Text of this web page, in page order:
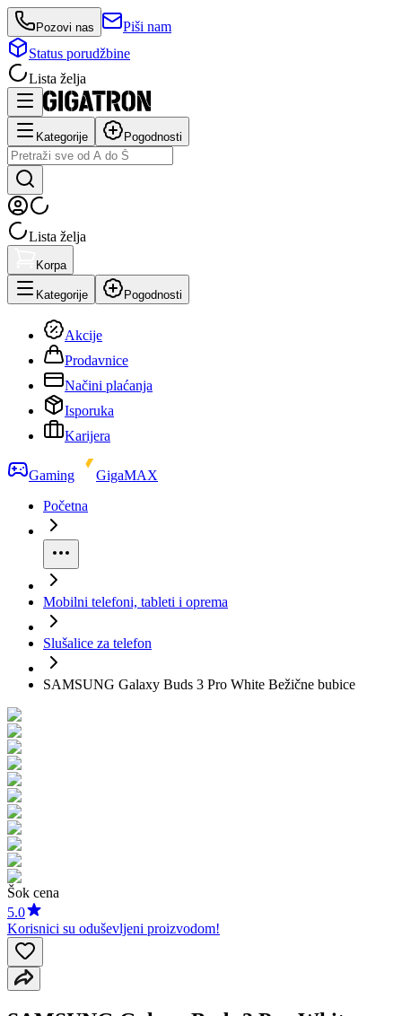
Pozovi nas
Piši nam
Status porudžbine
Lista želja
Kategorije Pogodnosti
Lista želja
Korpa
Kategorije Pogodnosti
Akcije
Prodavnice
Načini plaćanja
Isporuka
Karijera
Gaming
GigaMAX
Početna
Mobilni telefoni, tableti i oprema
Slušalice za telefon
SAMSUNG Galaxy Buds 3 Pro White Bežične bubice
Šok cena
5.0
Korisnici su oduševljeni proizvodom!